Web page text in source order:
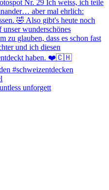
unforgett